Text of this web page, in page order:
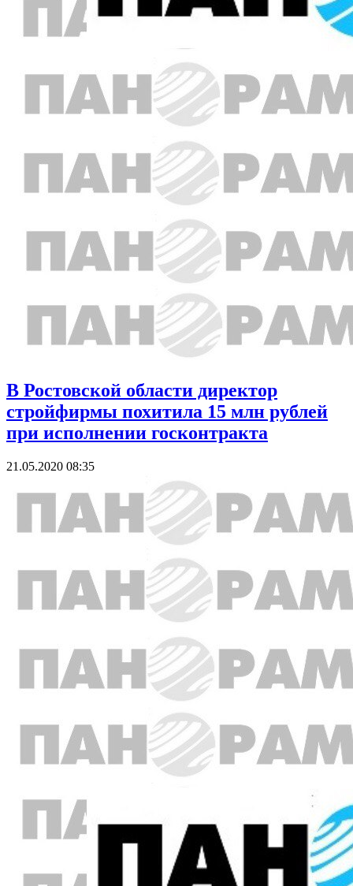
В Ростовской области директор
стройфирмы похитила 15 млн рублей
при исполнении госконтракта
21.05.2020 08:35